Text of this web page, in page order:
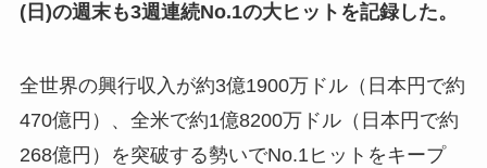
(日)の週末も3週連続No.1の大ヒットを記録した。
全世界の興行収入が約3億1900万ドル（日本円で約
470億円）、全米で約1億8200万ドル（日本円で約
268億円）を突破する勢いでNo.1ヒットをキープ